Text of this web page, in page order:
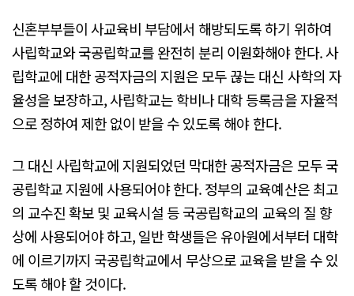
신혼부부들이 사교육비 부담에서 해방되도록 하기 위하여
사립학교와 국공립학교를 완전히 분리 이원화해야 한다. 사
립학교에 대한 공적자금의 지원은 모두 끊는 대신 사학의 자
율성을 보장하고, 사립학교는 학비나 대학 등록금을 자율적
으로 정하여 제한 없이 받을 수 있도록 해야 한다.
그 대신 사립학교에 지원되었던 막대한 공적자금은 모두 국
공립학교 지원에 사용되어야 한다. 정부의 교육예산은 최고
의 교수진 확보 및 교육시설 등 국공립학교의 교육의 질 향
상에 사용되어야 하고, 일반 학생들은 유아원에서부터 대학
에 이르기까지 국공립학교에서 무상으로 교육을 받을 수 있
도록 해야 할 것이다.